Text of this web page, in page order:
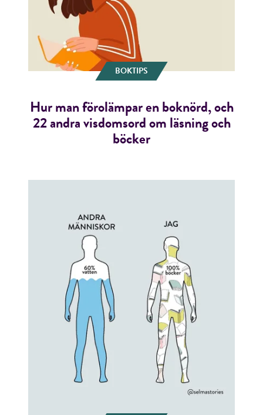
BOKTIPS
Hur man förolämpar en boknörd, och
22 andra visdomsord om läsning och
böcker